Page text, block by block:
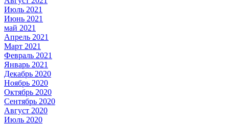
Июль 2021
Июнь 2021
май 2021
Апрель 2021
Март 2021
Февраль 2021
Январь 2021
Декабрь 2020
Ноябрь 2020
Октябрь 2020
Сентябрь 2020
Август 2020
Июль 2020